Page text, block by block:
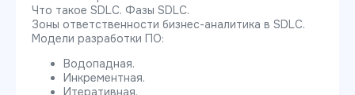
Что такое SDLC. Фазы SDLC.
Зоны ответственности бизнес-аналитика в SDLC.
Модели разработки ПО:
Водопадная.
Инкрементная.
Итеративная.